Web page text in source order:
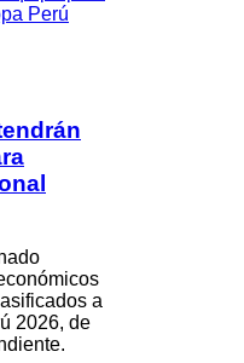
a
2026, de